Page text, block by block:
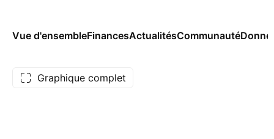
Vue d'ensembleFinancesActualitésCommunauté
Graphique complet